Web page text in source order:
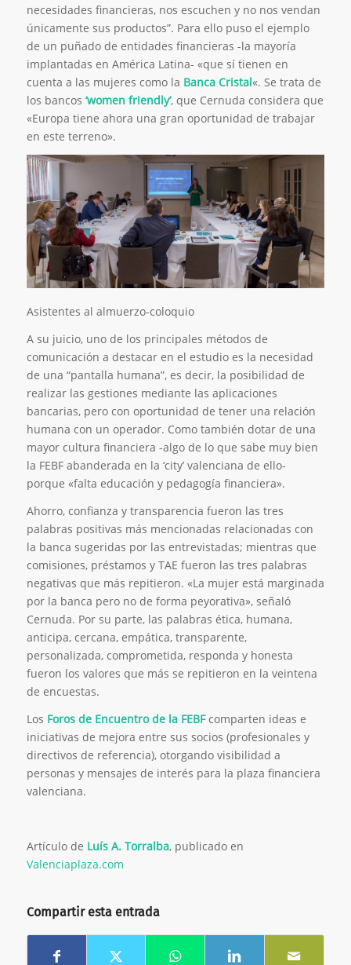
necesidades financieras, nos escuchen y no nos vendan
únicamente sus productos”. Para ello puso el ejemplo
de un puñado de entidades financieras -la mayoría
implantadas en América Latina- «que sí tienen en
cuenta a las mujeres como la Banca Cristal«. Se trata de
los bancos ‘women friendly’, que Cernuda considera que
«Europa tiene ahora una gran oportunidad de trabajar
en este terreno».
Asistentes al almuerzo-coloquio
A su juicio, uno de los principales métodos de
comunicación a destacar en el estudio es la necesidad
de una “pantalla humana”, es decir, la posibilidad de
realizar las gestiones mediante las aplicaciones
bancarias, pero con oportunidad de tener una relación
humana con un operador. Como también dotar de una
mayor cultura financiera -algo de lo que sabe muy bien
la FEBF abanderada en la ‘city’ valenciana de ello-
porque «falta educación y pedagogía financiera».
Ahorro, confianza y transparencia fueron las tres
palabras positivas más mencionadas relacionadas con
la banca sugeridas por las entrevistadas; mientras que
comisiones, préstamos y TAE fueron las tres palabras
negativas que más repitieron. «La mujer está marginada
por la banca pero no de forma peyorativa», señaló
Cernuda. Por su parte, las palabras ética, humana,
anticipa, cercana, empática, transparente,
personalizada, comprometida, responda y honesta
fueron los valores que más se repitieron en la veintena
de encuestas.
Los Foros de Encuentro de la FEBFcomparten ideas e
iniciativas de mejora entre sus socios (profesionales y
directivos de referencia), otorgando visibilidad a
personas y mensajes de interés para la plaza financiera
valenciana.
Artículo de Luís A. Torralba, publicado en
Valenciaplaza.com
Compartir esta entrada